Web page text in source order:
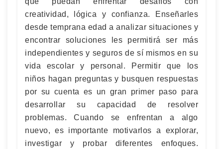
creatividad, lógica y confianza. Enseñarles
desde temprana edad a analizar situaciones y
encontrar soluciones les permitirá ser más
independientes y seguros de sí mismos en su
vida escolar y personal. Permitir que los
niños hagan preguntas y busquen respuestas
por su cuenta es un gran primer paso para
desarrollar su capacidad de resolver
problemas. Cuando se enfrentan a algo
nuevo, es importante motivarlos a explorar,
investigar y probar diferentes enfoques.